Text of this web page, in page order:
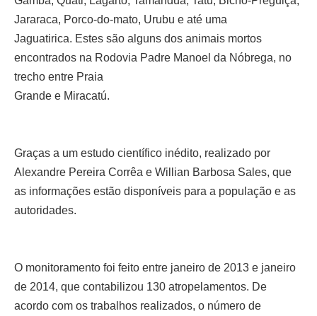
Jararaca, Porco-do-mato, Urubu e até uma
Jaguatirica. Estes são alguns dos animais mortos
encontrados na Rodovia Padre Manoel da Nóbrega, no
trecho entre Praia
Grande e Miracatú.
Graças a um estudo científico inédito, realizado por
Alexandre Pereira Corrêa e Willian Barbosa Sales, que
as informações estão disponíveis para a população e as
autoridades.
O monitoramento foi feito entre janeiro de 2013 e janeiro
de 2014, que contabilizou 130 atropelamentos. De
acordo com os trabalhos realizados, o número de